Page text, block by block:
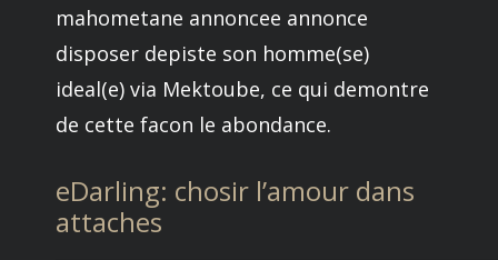
mahometane annoncee annonce
disposer depiste son homme(se)
ideal(e) via Mektoube, ce qui demontre
de cette facon le abondance.
eDarling: chosir l’amour dans
attaches